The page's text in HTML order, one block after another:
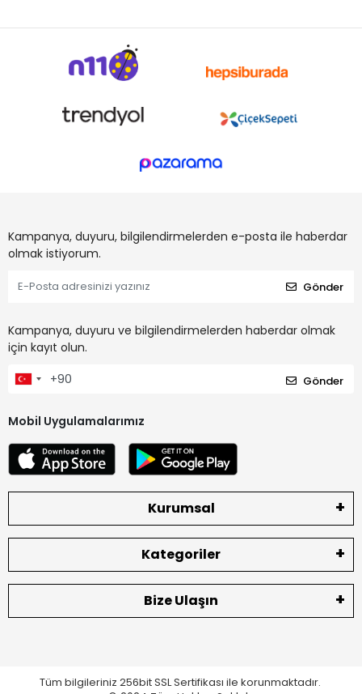
Kampanya, duyuru, bilgilendirmelerden e-posta ile haberdar
olmak istiyorum.
Gönder
Kampanya, duyuru ve bilgilendirmelerden haberdar olmak
için kayıt olun.
Gönder
Mobil Uygulamalarımız
Kurumsal
Kategoriler
Bize Ulaşın
Tüm bilgileriniz 256bit SSL Sertifikası ile korunmaktadır.